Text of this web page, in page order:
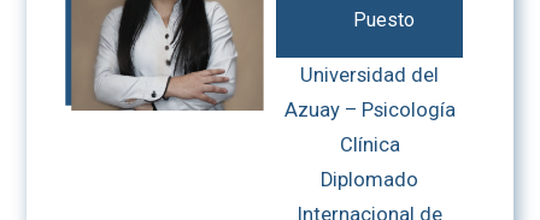
Puesto
Universidad del
Azuay – Psicología
Clínica
Diplomado
Internacional de